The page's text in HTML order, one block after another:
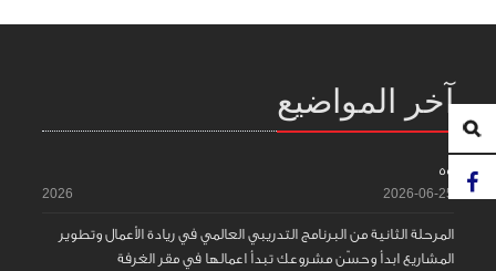
آخر المواضيع
55
2026-06-25
2026
المرحلة الثانية من البرنامج التدريبي العالمي في ريادة الأعمال وتطوير
المشاريع ابدأ وحسّن مشروعك تبدأ اعمالها في مقر الغرفة